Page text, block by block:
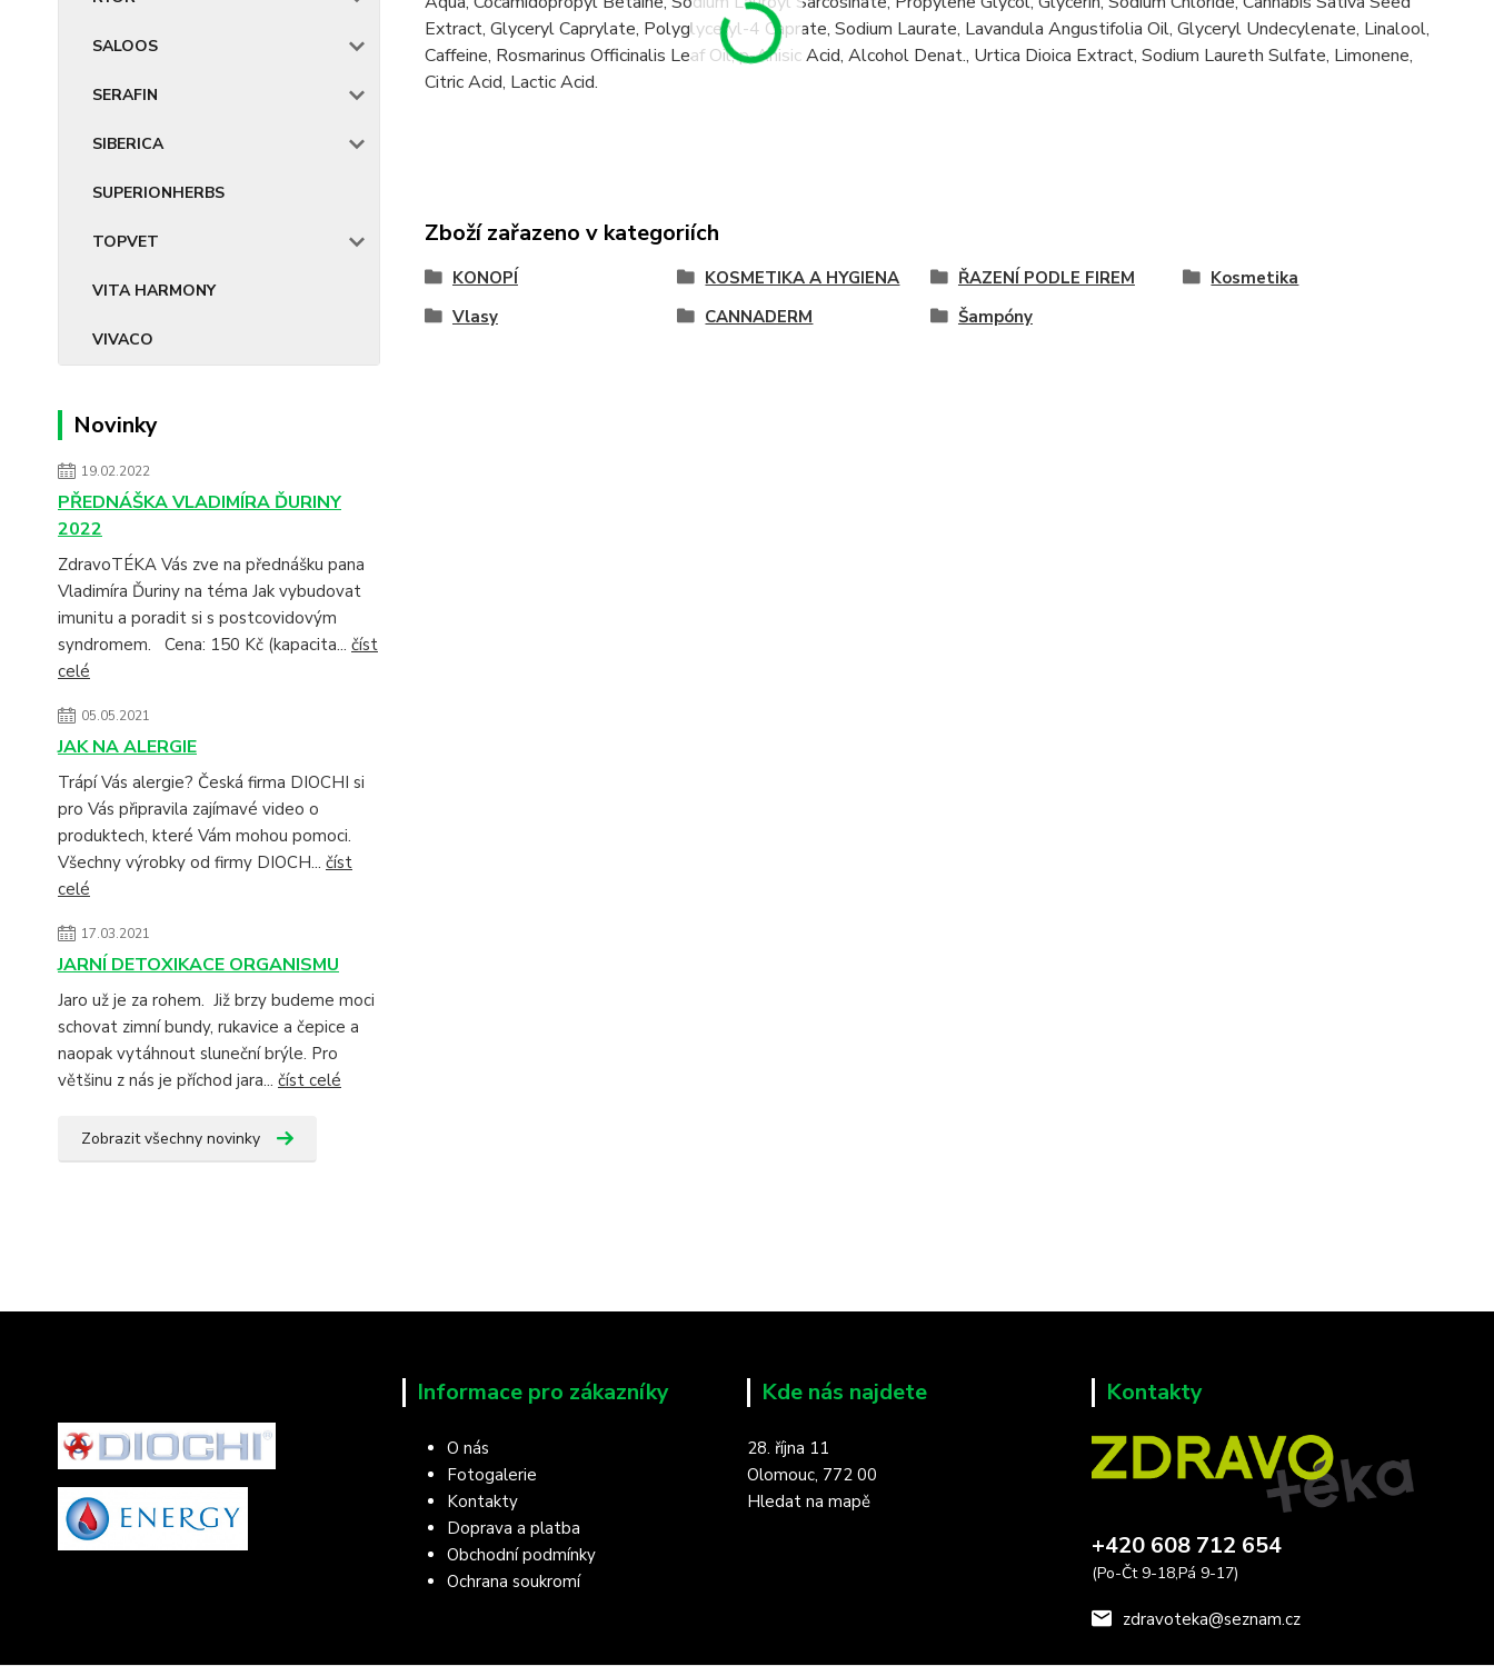
SALOOS
SERAFIN
SIBERICA
SUPERIONHERBS
TOPVET
VITA HARMONY
VIVACO
Novinky
19.02.2022
PŘEDNÁŠKA VLADIMÍRA ĎURINY
2022
ZdravoTÉKA Vás zve na přednášku pana
Vladimíra Ďuriny na téma Jak vybudovat
imunitu a poradit si s postcovidovým
syndromem. Cena: 150 Kč (kapacita... číst
celé
05.05.2021
JAK NA ALERGIE
Trápí Vás alergie? Česká firma DIOCHI si
pro Vás připravila zajímavé video o
produktech, které Vám mohou pomoci.
Všechny výrobky od firmy DIOCH... číst
celé
17.03.2021
JARNÍ DETOXIKACE ORGANISMU
Jaro už je za rohem. Již brzy budeme moci
schovat zimní bundy, rukavice a čepice a
naopak vytáhnout sluneční brýle. Pro
většinu z nás je příchod jara... číst celé
Zobrazit všechny novinky
Extract, Glyceryl Caprylate, Polyglyceryl-4 Caprate, Sodium Laurate, Lavandula Angustifolia Oil, Glyceryl Undecylenate, Linalool,
Caffeine, Rosmarinus Officinalis Leaf Oil, p-Anisic Acid, Alcohol Denat., Urtica Dioica Extract, Sodium Laureth Sulfate, Limonene,
Citric Acid, Lactic Acid.
Zboží zařazeno v kategoriích
KONOPÍ KOSMETIKA A HYGIENA ŘAZENÍ PODLE FIREM
Kosmetika
Vlasy
CANNADERM Šampóny
Informace pro zákazníky
O nás
Fotogalerie
Kontakty
Doprava a platba
Obchodní podmínky
Ochrana soukromí
Kde nás najdete
28. října 11
Olomouc, 772 00
Hledat na mapě
Kontakty
+420 608 712 654
(Po-Čt 9-18,Pá 9-17)
zdravoteka@seznam.cz